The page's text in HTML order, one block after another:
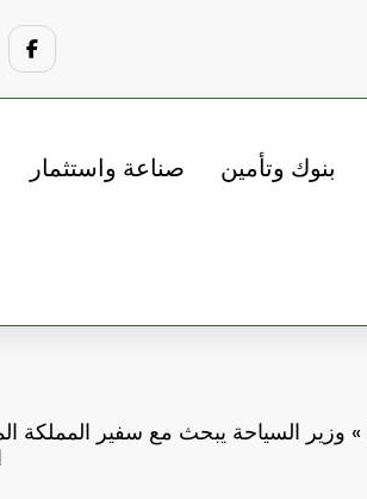
بنوك وتأمين صناعة واستثمار
» وزير السياحة يبحث مع سفير المملكة